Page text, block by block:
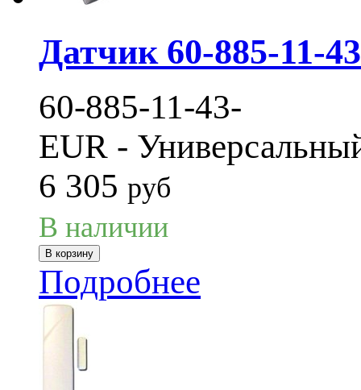
Датчик 60-885-11-
60-885-11-43-
EUR -
6 305 руб
В наличии
Подробнее